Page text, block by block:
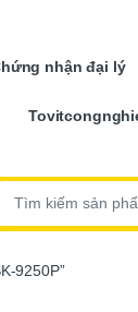
nhận đại lý
for:
9250P”